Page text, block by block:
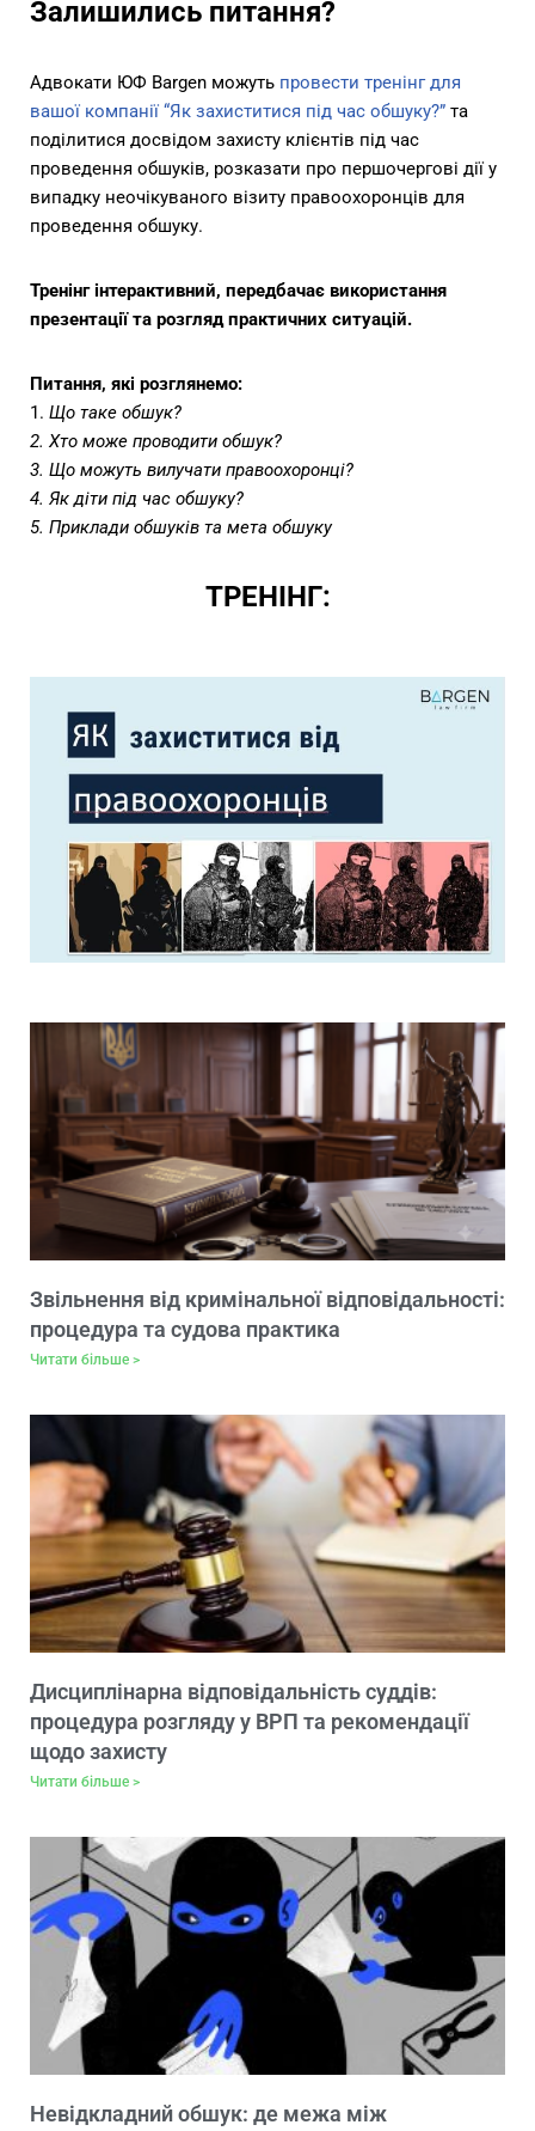
Залишились питання?
Адвокати ЮФ Bargen можуть провести тренінг для
вашої компанії “Як захиститися під час обшуку?” та
поділитися досвідом захисту клієнтів під час
проведення обшуків, розказати про першочергові дії у
випадку неочікуваного візиту правоохоронців для
проведення обшуку.
Тренінг інтерактивний, передбачає використання
презентації та розгляд практичних ситуацій.
Питання, які розглянемо:
1. Що таке обшук?
2. Хто може проводити обшук?
3. Що можуть вилучати правоохоронці?
4. Як діти під час обшуку?
5. Приклади обшуків та мета обшуку
ТРЕНІНГ:
Звільнення від кримінальної відповідальності:
процедура та судова практика
Читати більше >
Дисциплінарна відповідальність суддів:
процедура розгляду у ВРП та рекомендації
щодо захисту
Читати більше >
Невідкладний обшук: де межа між